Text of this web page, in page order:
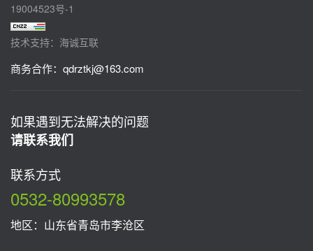
19004523号-1
技术支持：海诚互联
商务合作： qdrztkj@163.com
如果遇到无法解决的问题
请联系我们
联系方式
0532-80993578
地区：山东省青岛市李沧区